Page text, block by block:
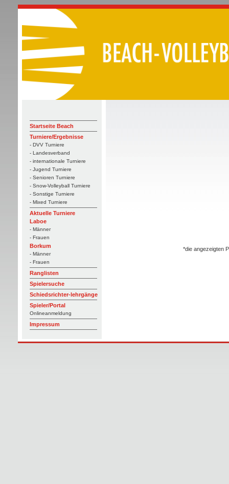
Startseite Beach
Turniere/Ergebnisse
- DVV Turniere
- Landesverband
- internationale Turniere
- Jugend Turniere
- Senioren Turniere
- Snow-Volleyball Turniere
- Sonstige Turniere
- Mixed Turniere
Aktuelle Turniere
Laboe
- Männer
- Frauen
Borkum
- Männer
- Frauen
Ranglisten
Spielersuche
Schiedsrichter-lehrgänge
Spieler/Portal
Onlineanmeldung
Impressum
*die angezeigten